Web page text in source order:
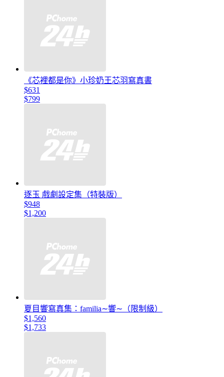
《芯裡都是你》小珍奶王芯羽寫真書
$631
$799
逐玉 戲劇設定集（特裝版）
$948
$1,200
夏目響寫真集：familia∼響∼（限制級）
$1,560
$1,733